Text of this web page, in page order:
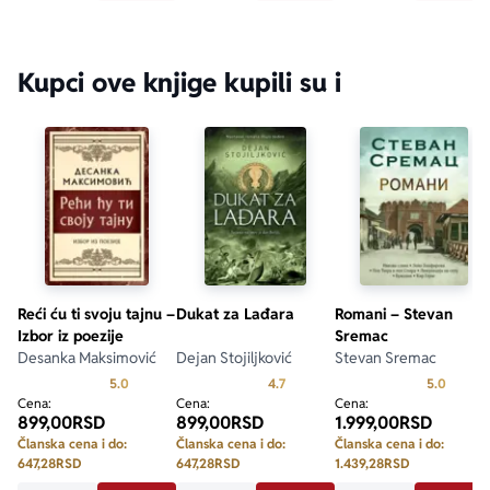
Kupci ove knjige kupili su i
Reći ću ti svoju tajnu –
Izbor iz poezije
Desanka Maksimović
5.0 Prosecna ocena je 5.0 od 5
Cena:
899,00RSD
Članska cena i do:
647,28RSD
Dukat za Lađara
Dejan Stojiljković
4.7Prosecna ocena je 4.7 od 5
Cena:
899,00RSD
Članska cena i do:
647,28RSD
Romani – Stevan
Sremac
Stevan Sremac
5.0
Cena:
1.999,00RSD
Članska cena i do:
1.439,28RSD